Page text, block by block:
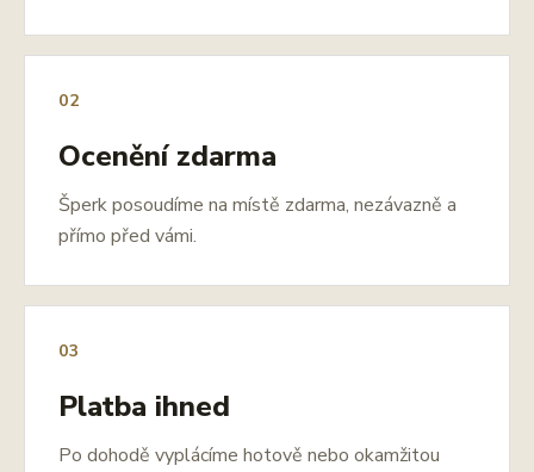
02
Ocenění zdarma
Šperk posoudíme na místě zdarma, nezávazně a
přímo před vámi.
03
Platba ihned
Po dohodě vyplácíme hotově nebo okamžitou